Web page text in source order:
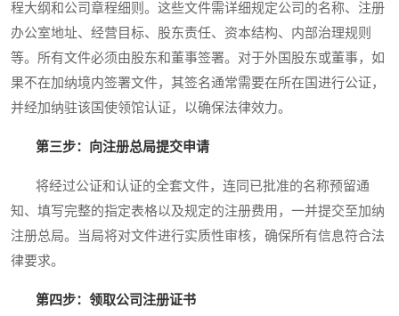
程大纲和公司章程细则。这些文件需详细规定公司的名称、注册
办公室地址、经营目标、股东责任、资本结构、内部治理规则
等。所有文件必须由股东和董事签署。对于外国股东或董事，如
果不在加纳境内签署文件，其签名通常需要在所在国进行公证，
并经加纳驻该国使领馆认证，以确保法律效力。
第三步：向注册总局提交申请
将经过公证和认证的全套文件，连同已批准的名称预留通
知、填写完整的指定表格以及规定的注册费用，一并提交至加纳
注册总局。当局将对文件进行实质性审核，确保所有信息符合法
律要求。
第四步：领取公司注册证书